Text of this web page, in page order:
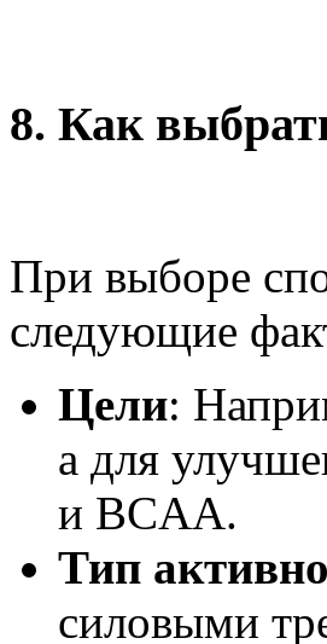
8. Как
При выборе
следующие
Цели:
а для
и BCAA.
Тип
силовыми